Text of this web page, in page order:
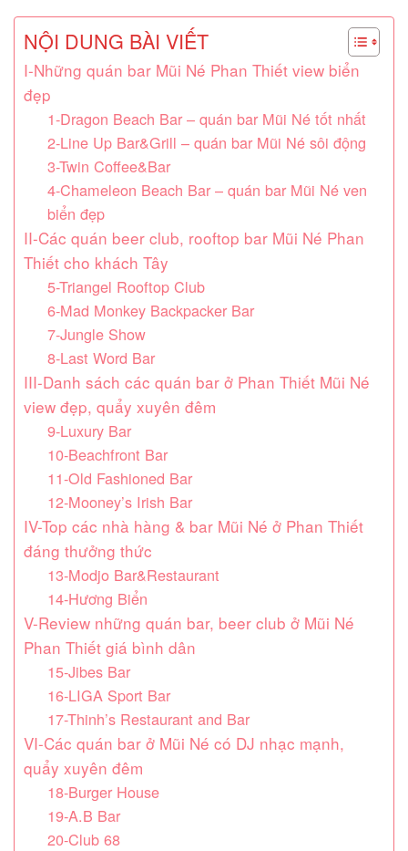
NỘI DUNG BÀI VIẾT
I-Những quán bar Mũi Né Phan Thiết view biển
đẹp
1-Dragon Beach Bar – quán bar Mũi Né tốt nhất
2-Line Up Bar&Grill – quán bar Mũi Né sôi động
3-Twin Coffee&Bar
4-Chameleon Beach Bar – quán bar Mũi Né ven
biển đẹp
II-Các quán beer club, rooftop bar Mũi Né Phan
Thiết cho khách Tây
5-Triangel Rooftop Club
6-Mad Monkey Backpacker Bar
7-Jungle Show
8-Last Word Bar
III-Danh sách các quán bar ở Phan Thiết Mũi Né
view đẹp, quẩy xuyên đêm
9-Luxury Bar
10-Beachfront Bar
11-Old Fashioned Bar
12-Mooney’s Irish Bar
IV-Top các nhà hàng & bar Mũi Né ở Phan Thiết
đáng thưởng thức
13-Modjo Bar&Restaurant
14-Hương Biển
V-Review những quán bar, beer club ở Mũi Né
Phan Thiết giá bình dân
15-Jibes Bar
16-LIGA Sport Bar
17-Thinh’s Restaurant and Bar
VI-Các quán bar ở Mũi Né có DJ nhạc mạnh,
quẩy xuyên đêm
18-Burger House
19-A.B Bar
20-Club 68